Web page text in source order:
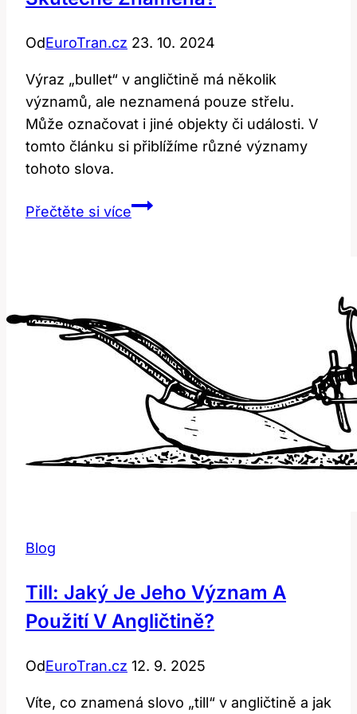
OdEuroTran.cz 23. 10. 2024
Výraz „bullet“ v angličtině má několik
významů, ale neznamená pouze střelu.
Může označovat i jiné objekty či události. V
tomto článku si přiblížíme různé významy
tohoto slova.
Přečtěte si víceBullet:
znamená?
Blog
Till: Jaký Je Jeho Význam A
Použití V Angličtině?
OdEuroTran.cz 12. 9. 2025
Víte, co znamená slovo „till“ v angličtině a jak